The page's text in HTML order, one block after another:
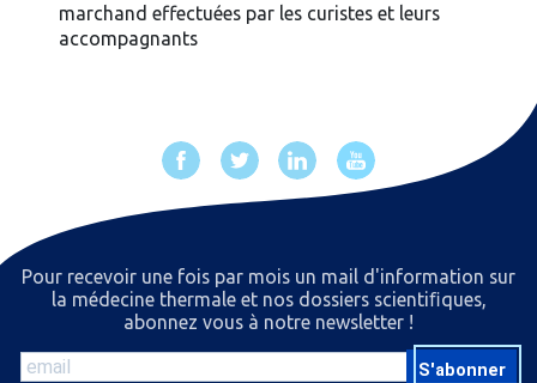
marchand effectuées par les curistes et leurs
accompagnants
Pour recevoir une fois par mois un mail d'information sur
la médecine thermale et nos dossiers scientiﬁques,
abonnez vous à notre newsletter !
S'abonner